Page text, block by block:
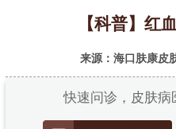
【科普】红
来源：海口肤康皮
快速问诊，皮肤病